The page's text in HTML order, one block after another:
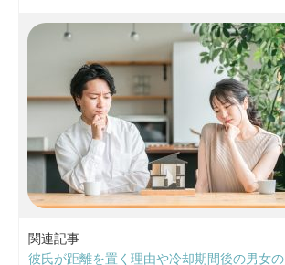
関連記事
彼氏が距離を置く理由や冷却期間後の男女の